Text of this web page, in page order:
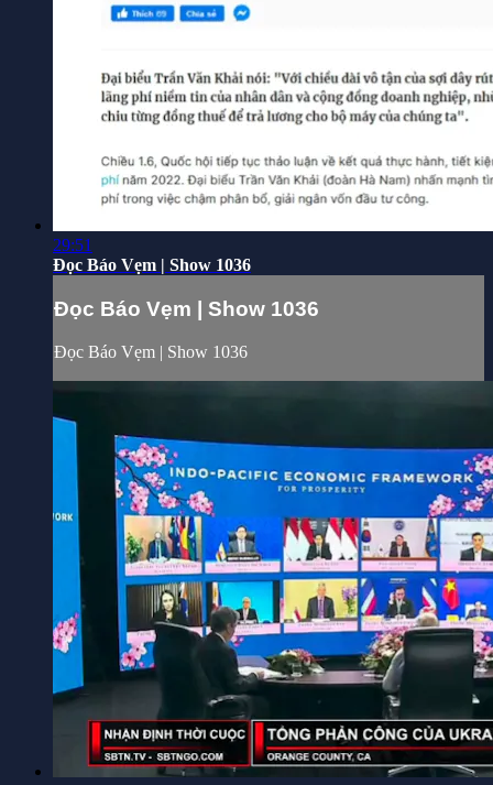
29:51
Đọc Báo Vẹm | Show 1036
Đọc Báo Vẹm | Show 1036
Đọc Báo Vẹm | Show 1036